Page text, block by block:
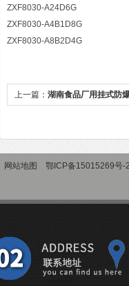
ZXF8030-A24D6G
ZXF8030-A4B1D8G
ZXF8030-A8B2D4G
上一篇： 湖南食品厂用挂式防
网站地图 鄂ICP备15015269号-